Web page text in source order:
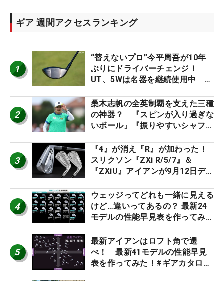
ギア 週間アクセスランキング
1
“替えないプロ”今平周吾が10年
ぶりにドライバーチェンジ！
UT、5Wは名器を継続使用中 #
2
桑木志帆の全英制覇を支えた三種
の神器？ 『スピンが入り過ぎな
いボール』『振りやすいシャフ
ー』 #女子プロセッティング
3
『4』が消え『R』が加わった！
スリクソン『ZXi R/5/7』＆
『ZXiU』アイアンが9月12日デ
4
ウェッジってどれも一緒に見える
けど…違いってあるの？ 最新24
モデルの性能早見表を作ってみ
5
最新アイアンはロフト角で選
べ！ 最新41モデルの性能早見
表を作ってみた！#ギアカタログ